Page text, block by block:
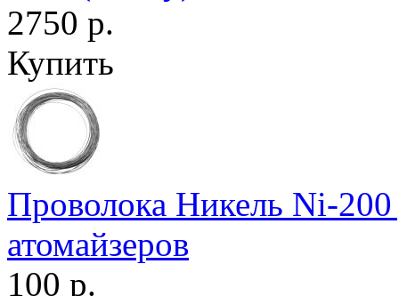
2750 р.
Купить
Проволока Никель Ni-
атомайзеров
100 р.